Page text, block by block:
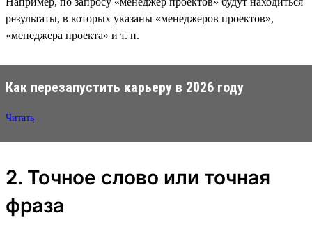
результаты, в которых указаны «менеджеров проектов»,
«менеджера проекта» и т. п.
Как перезапустить карьеру в 2026 году
Читать
2. Точное слово или точная
фраза